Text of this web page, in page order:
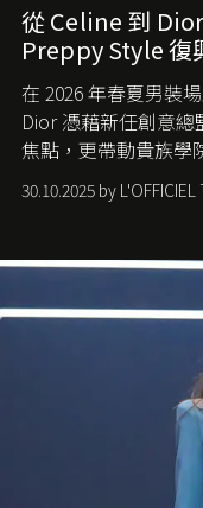
從 Celine 到
Preppy Style 復
在 2026 年春夏男裝
Dior 憑藉新任創意
焦點，更帶動貴族學
潮，讓這股經典風格
30.10.2025 by